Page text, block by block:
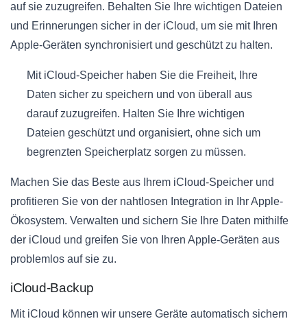
auf sie zuzugreifen. Behalten Sie Ihre wichtigen Dateien
und Erinnerungen sicher in der iCloud, um sie mit Ihren
Apple-Geräten synchronisiert und geschützt zu halten.
Mit iCloud-Speicher haben Sie die Freiheit, Ihre
Daten sicher zu speichern und von überall aus
darauf zuzugreifen. Halten Sie Ihre wichtigen
Dateien geschützt und organisiert, ohne sich um
begrenzten Speicherplatz sorgen zu müssen.
Machen Sie das Beste aus Ihrem iCloud-Speicher und
profitieren Sie von der nahtlosen Integration in Ihr Apple-
Ökosystem. Verwalten und sichern Sie Ihre Daten mithilfe
der iCloud und greifen Sie von Ihren Apple-Geräten aus
problemlos auf sie zu.
iCloud-Backup
Mit iCloud können wir unsere Geräte automatisch sichern